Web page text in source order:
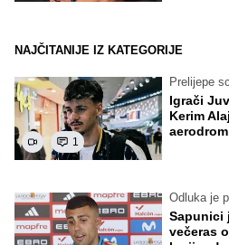
NAJČITANIJE IZ KATEGORIJE
1
Prelijepe
Igrači
Kerim
Odluka je
Sapunici
večeras